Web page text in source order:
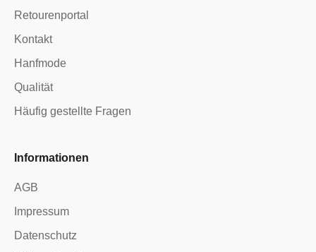
Retourenportal
Kontakt
Hanfmode
Qualität
Häufig gestellte Fragen
Informationen
AGB
Impressum
Datenschutz